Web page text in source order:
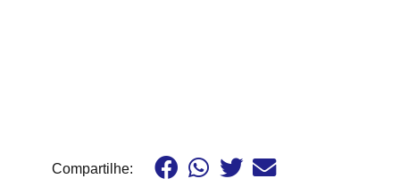
Compartilhe: